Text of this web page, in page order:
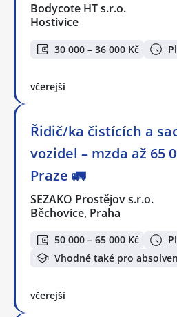
Bodycote HT s.r.o.
Hostivice
30 000 – 36 000 Kč
včerejší
Řidič/ka čistících a
vozidel – mzda až 65
Praze 🚛
SEZAKO Prostějov s.r.o.
Běchovice, Praha
50 000 – 65 000 Kč
Vhodné také pro
včerejší